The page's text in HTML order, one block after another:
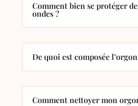
Comment bien se protéger
ondes ?
De quoi est composée
Comment nettoyer mon